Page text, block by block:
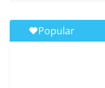
Popular